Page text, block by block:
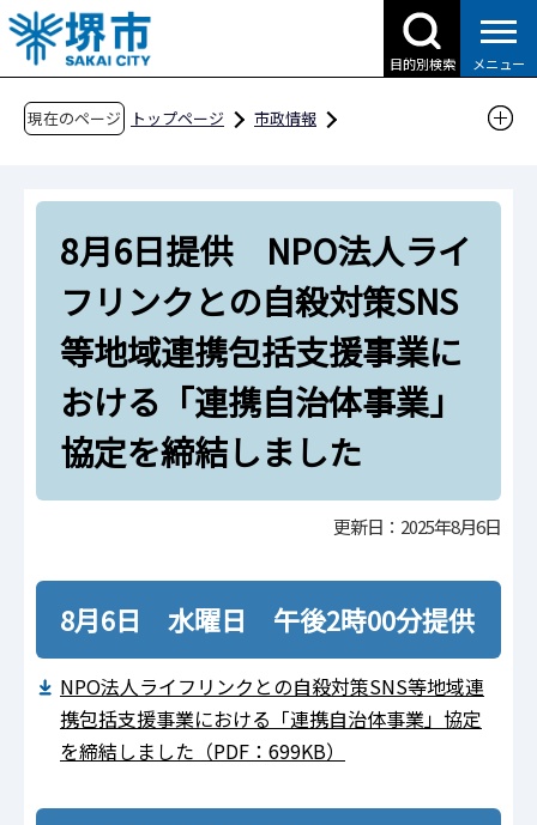
こ
の
ペ
目的別検索 メニュー
現在のページ トップページ
市政情報
報道提供資料
過去の報道提供資料
令和7年
令和7年8月
8月6日提供 NPO法人ライフリンクとの自殺対
策SNS等地域連携包括支援事業における「連携
自治体事業」協定を締結しました
8月6日提供 NPO法人ライ
フリンクとの自殺対策SNS
等地域連携包括支援事業に
おける「連携自治体事業」
協定を締結しました
更新日：2025年8月6日
8月6日 水曜日 午後2時00分提供
NPO法人ライフリンクとの自殺対策SNS等地域連
携包括支援事業における「連携自治体事業」協定
を締結しました（PDF：699KB）